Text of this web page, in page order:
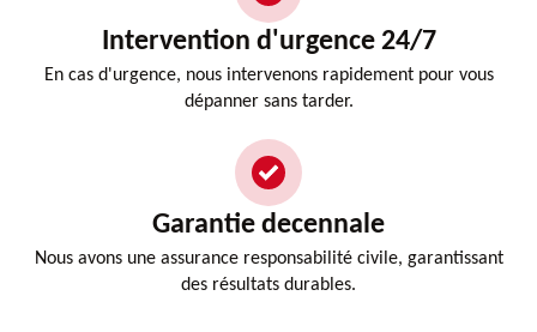
Intervention d'urgence 24/7
En cas d'urgence, nous intervenons rapidement pour vous
dépanner sans tarder.
Garantie decennale
Nous avons une assurance responsabilité civile, garantissant
des résultats durables.